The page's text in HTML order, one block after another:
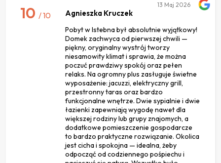
10 / 10 Agnieszka Kruczek
Pobyt w Istebna był absolutnie wyjątkowy!
Domek zachwyca od pierwszej chwili —
piękny, oryginalny wystrój tworzy
niesamowity klimat i sprawia, że można
poczuć prawdziwy spokój oraz pełen
relaks. Na ogromny plus zasługuje świetne
wyposażenie: jacuzzi, elektryczny grill,
przestronny taras oraz bardzo
funkcjonalne wnętrze. Dwie sypialnie i dwie
łazienki zapewniają wygodę nawet dla
większej rodziny lub grupy znajomych, a
dodatkowe pomieszczenie gospodarcze
to bardzo praktyczne rozwiązanie. Okolica
jest cicha i spokojna — idealna, żeby
odpocząć od codziennego pośpiechu i
13 Maj 2026